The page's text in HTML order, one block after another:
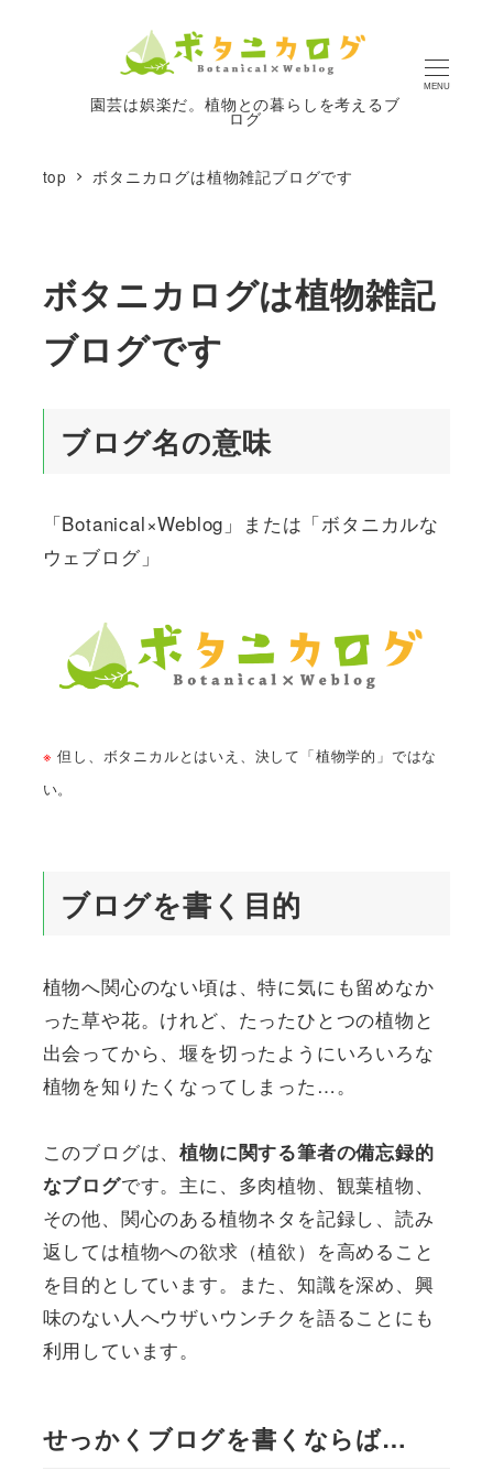
園芸は娯楽だ。植物との暮らしを考えるブ
ログ
MENU
top ボタニカログは植物雑記ブログです
ボタニカログは植物雑記
ブログです
ブログ名の意味
「Botanical×Weblog」または「ボタニカルな
ウェブログ」
※ 但し、ボタニカルとはいえ、決して「植物学的」ではな
い。
ブログを書く目的
植物へ関心のない頃は、特に気にも留めなか
った草や花。けれど、たったひとつの植物と
出会ってから、堰を切ったようにいろいろな
植物を知りたくなってしまった…。
このブログは、植物に関する筆者の備忘録的
なブログです。主に、多肉植物、観葉植物、
その他、関心のある植物ネタを記録し、読み
返しては植物への欲求（植欲）を高めること
を目的としています。また、知識を深め、興
味のない人へウザいウンチクを語ることにも
利用しています。
せっかくブログを書くならば…